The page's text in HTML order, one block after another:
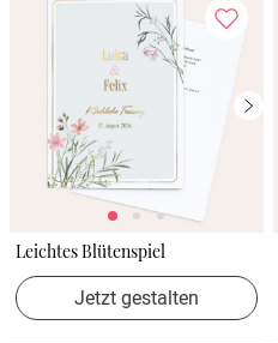
Leichtes Blütenspiel
Jetzt gestalten